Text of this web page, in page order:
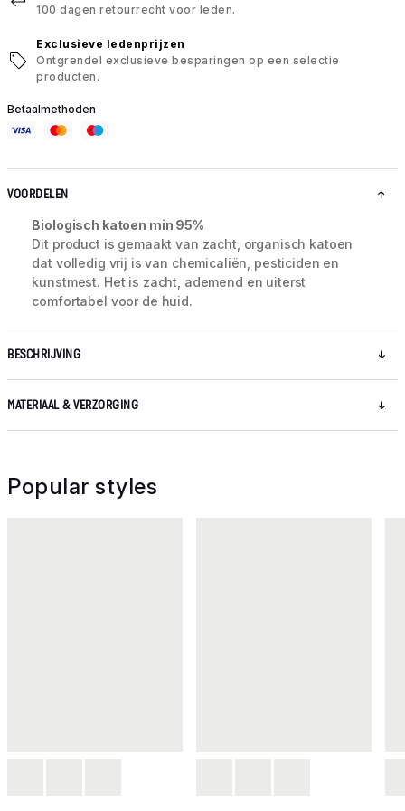
100 dagen retourrecht voor leden.
Exclusieve ledenprijzen
Ontgrendel exclusieve besparingen op een selectie
producten.
Betaalmethoden
VOORDELEN
Biologisch katoen min 95%
Dit product is gemaakt van zacht, organisch katoen
dat volledig vrij is van chemicaliën, pesticiden en
kunstmest. Het is zacht, ademend en uiterst
comfortabel voor de huid.
BESCHRIJVING
MATERIAAL & VERZORGING
Popular styles